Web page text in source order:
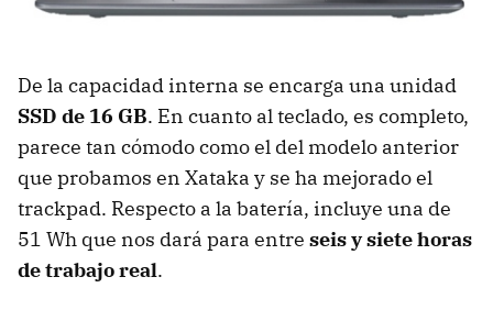
De la capacidad interna se encarga una unidad
SSD de 16 GB. En cuanto al teclado, es completo,
parece tan cómodo como el del modelo anterior
que probamos en Xataka y se ha mejorado el
trackpad. Respecto a la batería, incluye una de
51 Wh que nos dará para entre seis y siete horas
de trabajo real.